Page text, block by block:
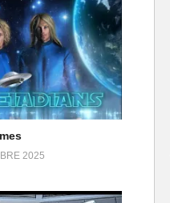
2025